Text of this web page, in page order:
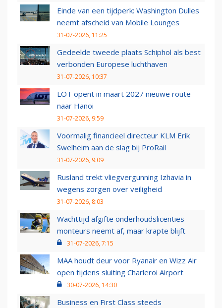
Einde van een tijdperk: Washington Dulles
neemt afscheid van Mobile Lounges
31-07-2026, 11:25
Gedeelde tweede plaats Schiphol als best
verbonden Europese luchthaven
31-07-2026, 10:37
LOT opent in maart 2027 nieuwe route
naar Hanoi
31-07-2026, 9:59
Voormalig financieel directeur KLM Erik
Swelheim aan de slag bij ProRail
31-07-2026, 9:09
Rusland trekt vliegvergunning Izhavia in
wegens zorgen over veiligheid
31-07-2026, 8:03
Wachttijd afgifte onderhoudslicenties
monteurs neemt af, maar krapte blijft
31-07-2026, 7:15
MAA houdt deur voor Ryanair en Wizz Air
open tijdens sluiting Charleroi Airport
30-07-2026, 14:30
Business en First Class steeds